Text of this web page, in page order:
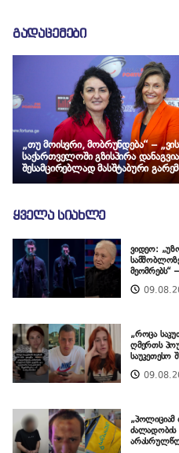
გადაცემები
„თუ მოისვრი, მობრუნდება“ –
საქართველოში გზისპირა
შესამცირებლად მასშტაბური
კამპანია დაიწყო
ყველა სიახლე
ვიდეო:
მეომრებს“
აგვისტოს
„როცა
ღმერთს
საუკეთესო
„პოლიციამ